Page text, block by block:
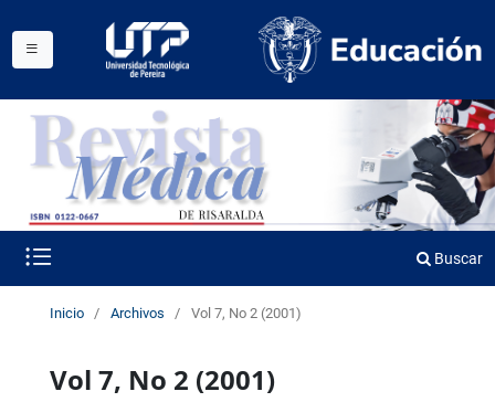
Buscar
Inicio / Archivos / Vol 7, No 2 (2001)
Vol 7, No 2 (2001)